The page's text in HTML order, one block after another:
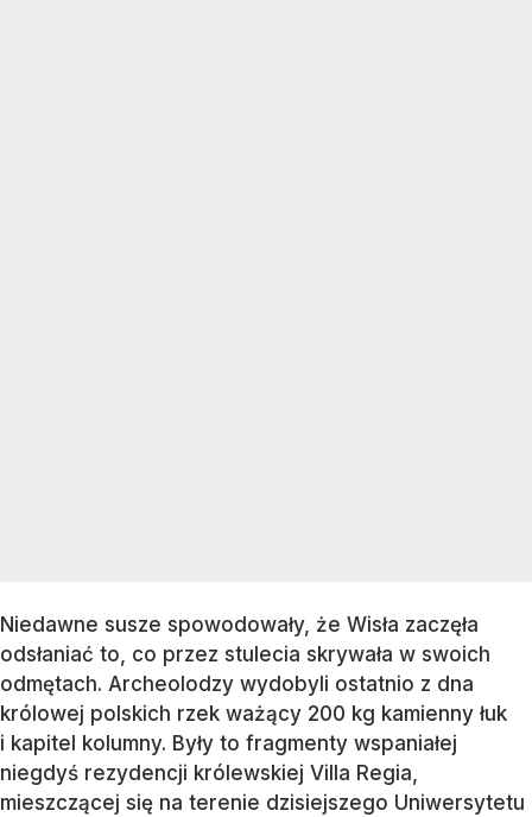
Niedawne susze spowodowały, że Wisła zaczęła
odsłaniać to, co przez stulecia skrywała w swoich
odmętach. Archeolodzy wydobyli ostatnio z dna
królowej polskich rzek ważący 200 kg kamienny łuk
i kapitel kolumny. Były to fragmenty wspaniałej
niegdyś rezydencji królewskiej Villa Regia,
mieszczącej się na terenie dzisiejszego Uniwersytetu